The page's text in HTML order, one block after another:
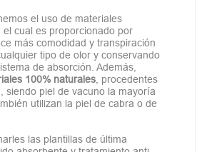
el uso de materiales
cual es proporcionado por
más comodidad y transpiración
tipo de olor y conservando
de absorción. Además,
100% naturales , procedentes
siendo piel de vacuno la mayoría
utilizan la piel de cabra o de
las plantillas de última